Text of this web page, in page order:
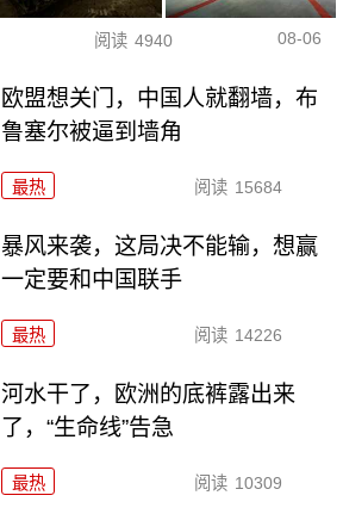
阅读 4940 08-06
欧盟想关门，中国人就翻墙，布
鲁塞尔被逼到墙角
最热 阅读 15684
暴风来袭，这局决不能输，想赢
一定要和中国联手
最热 阅读 14226
河水干了，欧洲的底裤露出来
了，“生命线”告急
最热 阅读 10309